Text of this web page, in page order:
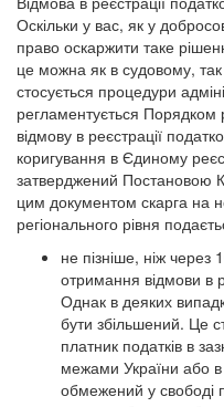
Оскільки у вас, як у
право оскаржити таке
це можна як в судовому,
стосується процедури
регламентується
відмову в реєстрації
коригування в Єдиному
затверджений Постановою
цим документом скарга на
регіонального рівня
не пізніше, ніж через
​​отримання відмови в
Однак в деяких
бути збільшений. Це
платник податків в
межами України або в
обмежений у свободі